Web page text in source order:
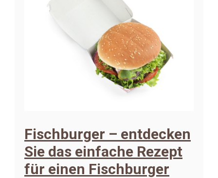
Fischburger – entdecken
Sie das einfache Rezept
für einen Fischburger